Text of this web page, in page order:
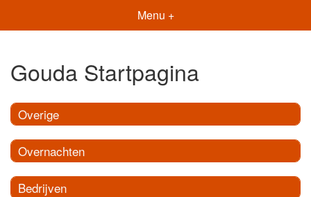
Menu +
Gouda Startpagina
Overige
Overnachten
Bedrijven